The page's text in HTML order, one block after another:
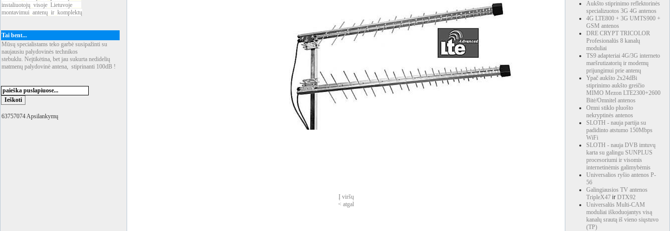
instaliuotojų visoje Lietuvoje
montavimui antenų ir komplektų
Tai bent...
Mūsų specialistams teko garbė susipažinti su
naujausiu palydovinės technikos
stebuklu. Neįtikėtina, bet jau sukurta nedidelių
matmenų palydovinė antena, stiprinanti 100dB !
63757074 Apsilankymų
Į viršų
< atgal
Aukšto stiprinimo reflektorinės
specializuotos 3G 4G antenos
4G LTE800 + 3G UMTS900 +
GSM antenos
DRE CRYPT TRICOLOR
Profesionalūs 8 kanalų
moduliai
TS9 adapteriai 4G/3G interneto
maršrutizatorių ir modemų
prijungimui prie antenų
Ypač aukšto 2x24dBi
stiprinimo aukšto greičio
MIMO Mezon LTE2300+2600
Bitė/Omnitel antenos
Omni stiklo pluošto
nekryptinės antenos
SLOTH - nauja partija su
padidinto atstumo 150Mbps
WiFi
SLOTH - nauja DVB imtuvų
karta su galingu SUNPLUS
procesoriumi ir visomis
internetinėmis galimybėmis
Universalios ryšio antenos P-
56
Galingiausios TV antenos
TripleX47 ir DTX92
Universalūs Multi-CAM
moduliai iškoduojantys visą
kanalų srautą iš vieno siųstuvo
(TP)